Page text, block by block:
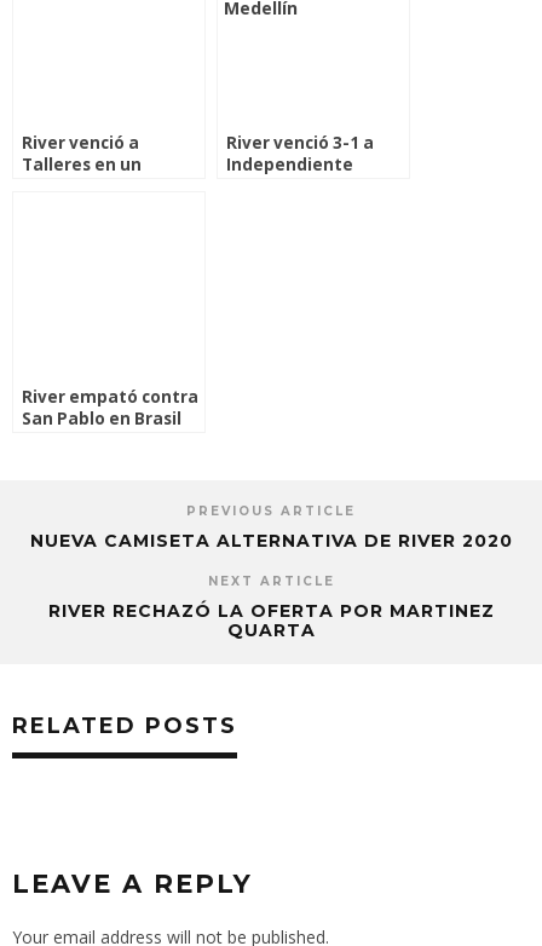
River venció a
Talleres en un
River venció 3-1 a
Independiente
River empató contra
San Pablo en Brasil
PREVIOUS ARTICLE
NUEVA CAMISETA ALTERNATIVA DE RIVER 2020
NEXT ARTICLE
RIVER RECHAZÓ LA OFERTA POR MARTINEZ
QUARTA
RELATED POSTS
LEAVE A REPLY
Your email address will not be published.